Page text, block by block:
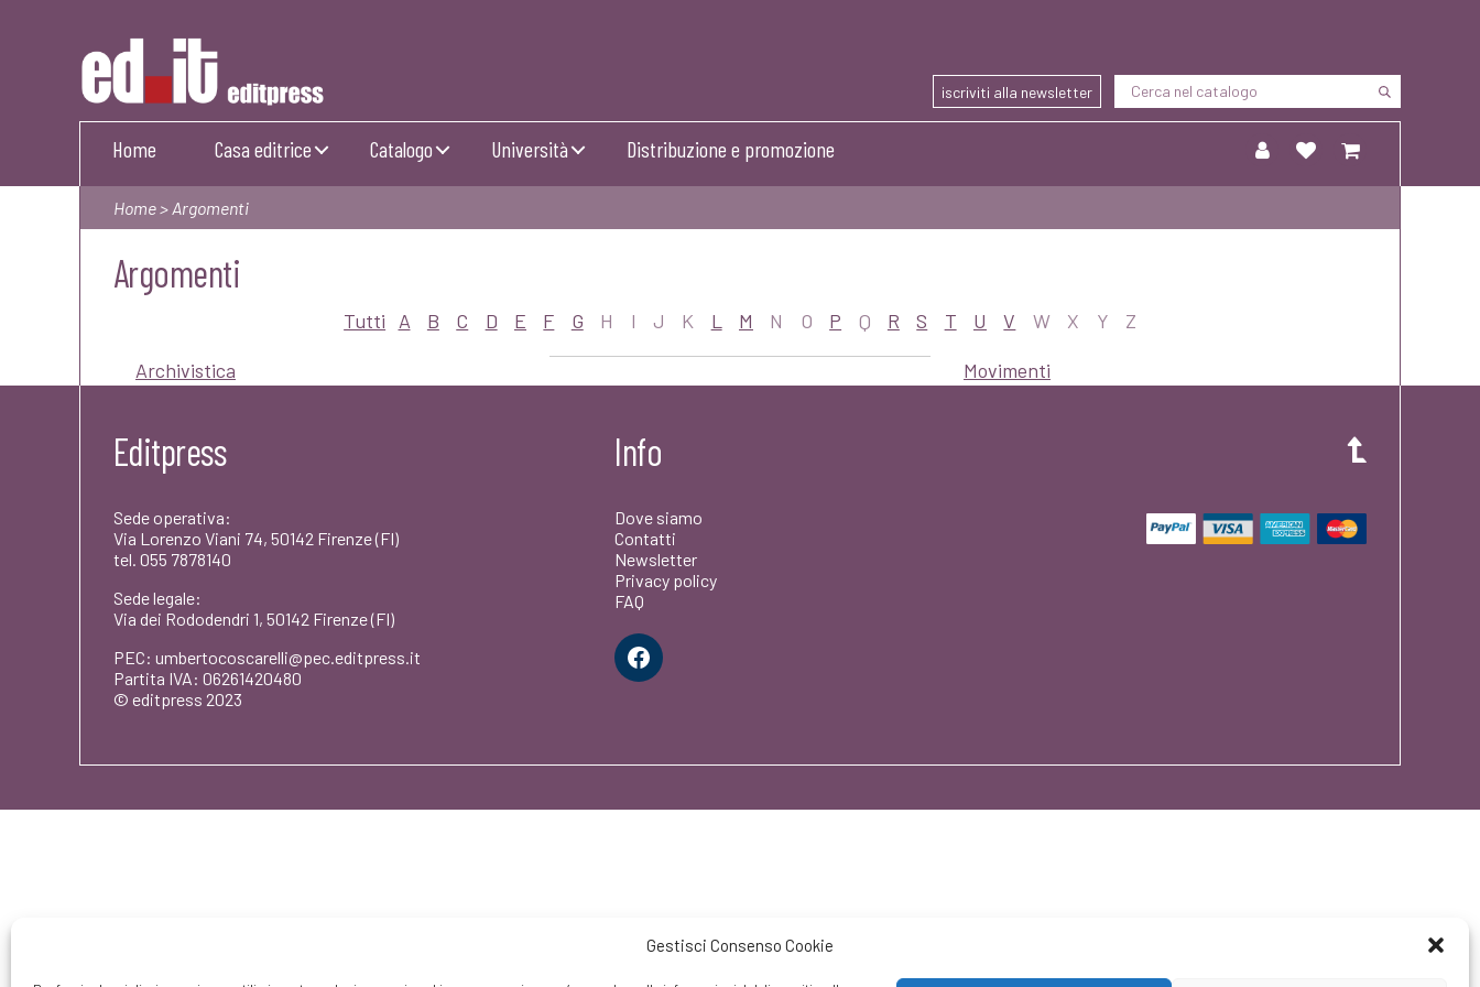
Gestisci Consenso Cookie
Editpress
iscriviti alla newsletter
Home Casa editrice Catalogo Università Distribuzione e promozione
Home> Argomenti
Argomenti
Tutti A B C D E F G H I J K L M N O P Q R S T U V W X Y Z
Archivistica Movimenti
Editpress
Sede operativa:
Via Lorenzo Viani 74, 50142 Firenze (FI)
tel. 055 7878140
Sede legale:
Via dei Rododendri 1, 50142 Firenze (FI)
PEC: umbertocoscarelli@pec.editpress.it
Partita IVA: 06261420480
© editpress 2023
Info
Dove siamo
Contatti
Newsletter
Privacy policy
FAQ
Facebook